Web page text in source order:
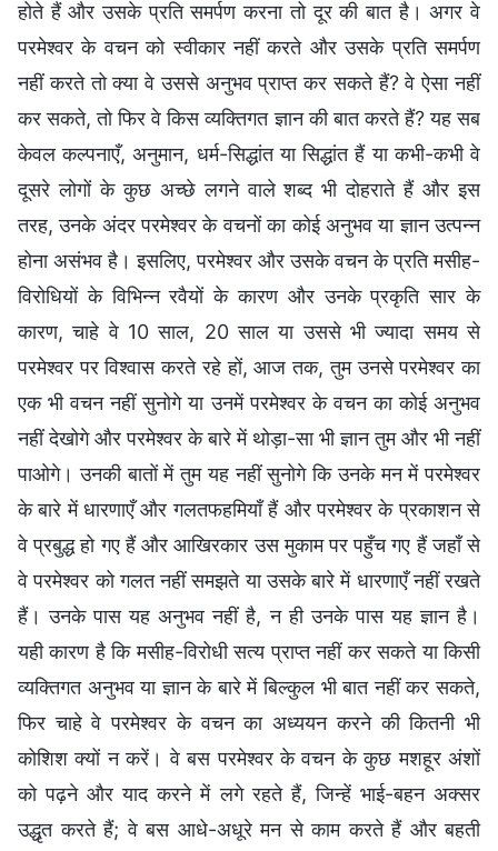
होते हैं और उसके प्रति समर्पण करना तो दूर की बात है। अगर वे
परमेश्वर के वचन को स्वीकार नहीं करते और उसके प्रति समर्पण
नहीं करते तो क्या वे उससे अनुभव प्राप्त कर सकते हैं? वे ऐसा नहीं
कर सकते, तो फिर वे किस व्यक्तिगत ज्ञान की बात करते हैं? यह सब
केवल कल्पनाएँ, अनुमान, धर्म-सिद्धांत या सिद्धांत हैं या कभी-कभी वे
दूसरे लोगों के कुछ अच्छे लगने वाले शब्द भी दोहराते हैं और इस
तरह, उनके अंदर परमेश्वर के वचनों का कोई अनुभव या ज्ञान उत्पन्न
होना असंभव है। इसलिए, परमेश्वर और उसके वचन के प्रति मसीह-
विरोधियों के विभिन्न रवैयों के कारण और उनके प्रकृति सार के
कारण, चाहे वे 10 साल, 20 साल या उससे भी ज्यादा समय से
परमेश्वर पर विश्वास करते रहे हों, आज तक, तुम उनसे परमेश्वर का
एक भी वचन नहीं सुनोगे या उनमें परमेश्वर के वचन का कोई अनुभव
नहीं देखोगे और परमेश्वर के बारे में थोड़ा-सा भी ज्ञान तुम और भी नहीं
पाओगे। उनकी बातों में तुम यह नहीं सुनोगे कि उनके मन में परमेश्वर
के बारे में धारणाएँ और गलतफहमियाँ हैं और परमेश्वर के प्रकाशन से
वे प्रबुद्ध हो गए हैं और आखिरकार उस मुकाम पर पहुँच गए हैं जहाँ से
वे परमेश्वर को गलत नहीं समझते या उसके बारे में धारणाएँ नहीं रखते
हैं। उनके पास यह अनुभव नहीं है, न ही उनके पास यह ज्ञान है।
यही कारण है कि मसीह-विरोधी सत्य प्राप्त नहीं कर सकते या किसी
व्यक्तिगत अनुभव या ज्ञान के बारे में बिल्कुल भी बात नहीं कर सकते,
फिर चाहे वे परमेश्वर के वचन का अध्ययन करने की कितनी भी
कोशिश क्यों न करें। वे बस परमेश्वर के वचन के कुछ मशहूर अंशों
को पढ़ने और याद करने में लगे रहते हैं, जिन्हें भाई-बहन अक्सर
उद्धृत करते हैं; वे बस आधे-अधूरे मन से काम करते हैं और बहती